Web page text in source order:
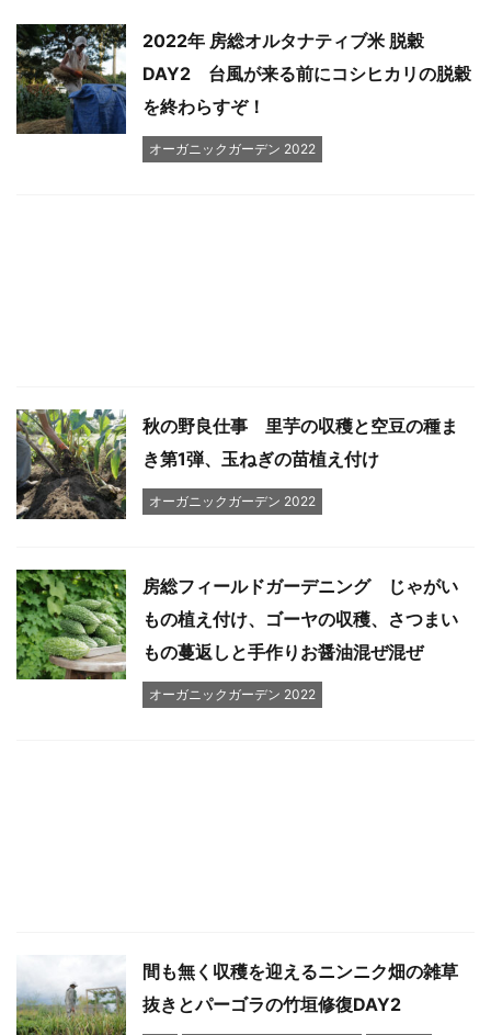
2022年 房総オルタナティブ米 脱穀
DAY2 台風が来る前にコシヒカリの脱穀
を終わらすぞ！
オーガニックガーデン 2022
秋の野良仕事 里芋の収穫と空豆の種ま
き第1弾、玉ねぎの苗植え付け
オーガニックガーデン 2022
房総フィールドガーデニング じゃがい
もの植え付け、ゴーヤの収穫、さつまい
もの蔓返しと手作りお醤油混ぜ混ぜ
オーガニックガーデン 2022
間も無く収穫を迎えるニンニク畑の雑草
抜きとパーゴラの竹垣修復DAY2